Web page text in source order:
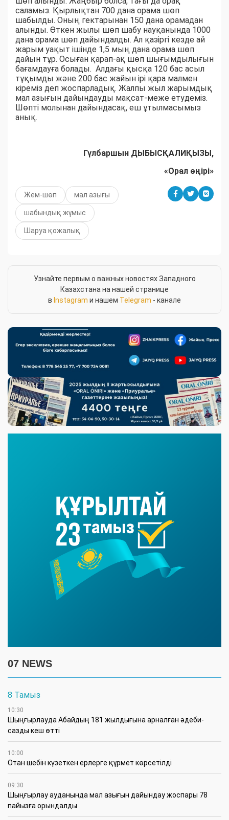
саламыз. Қырлықтан 700 дана орама шөп
шабылды. Оның гектарынан 150 дана орамадан
алынды. Өткен жылы шөп шабу науқанында 1000
дана орама шөп дайындалды. Ал қазіргі кезде ай
жарым уақыт ішінде 1,5 мың дана орама шөп
дайын тұр. Осыған қарап-ақ шөп шығымдылығын
бағамдауға болады. Алдағы қысқа 120 бас асыл
тұқымды және 200 бас жайын ірі қара малмен
кіреміз деп жоспарладық. Жалпы жыл жарымдық
мал азығын дайындауды мақсат-меже етудеміз.
Шөпті молынан дайындасақ, еш ұтылмасымыз
анық.
Гүлбаршын ДЫБЫСҚАЛИҚЫЗЫ,
«Орал өңірі»
Жем-шөп мал азығы
шабындық жұмыс
Шаруа қожалық
Узнайте первым о важных новостях Западного
Казахстана на нашей странице
в Instagram и нашем Telegram - канале
07 NEWS
8 Тамыз
10:30
Шыңғырлауда Абайдың 181 жылдығына арналған әдеби-
сазды кеш өтті
10:00
Отан шебін күзеткен ерлерге құрмет көрсетілді
09:30
​Шыңғырлау ауданында мал азығын дайындау жоспары 78
пайызға орындалды